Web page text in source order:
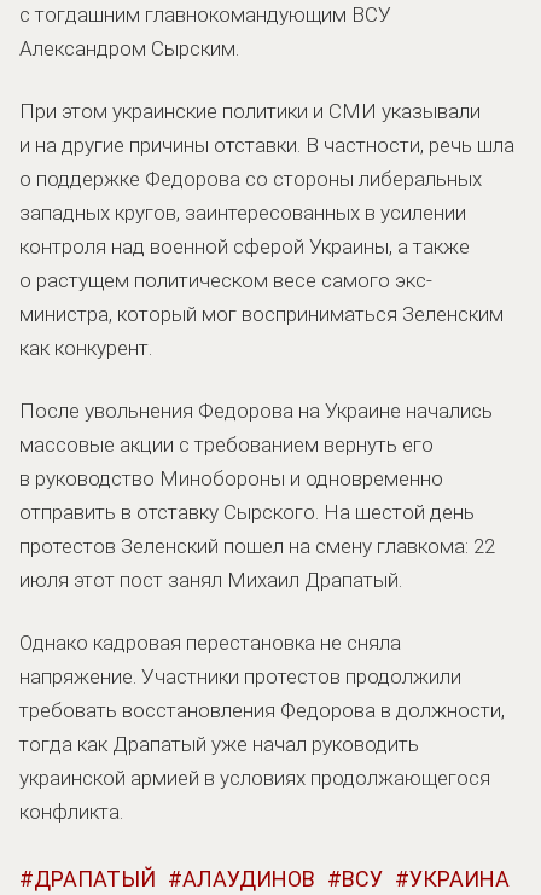
с тогдашним главнокомандующим ВСУ
Александром Сырским.
При этом украинские политики и СМИ указывали
и на другие причины отставки. В частности, речь шла
о поддержке Федорова со стороны либеральных
западных кругов, заинтересованных в усилении
контроля над военной сферой Украины, а также
о растущем политическом весе самого экс-
министра, который мог восприниматься Зеленским
как конкурент.
После увольнения Федорова на Украине начались
массовые акции с требованием вернуть его
в руководство Минобороны и одновременно
отправить в отставку Сырского. На шестой день
протестов Зеленский пошел на смену главкома: 22
июля этот пост занял Михаил Драпатый.
Однако кадровая перестановка не сняла
напряжение. Участники протестов продолжили
требовать восстановления Федорова в должности,
тогда как Драпатый уже начал руководить
украинской армией в условиях продолжающегося
конфликта.
ДРАПАТЫЙ АЛАУДИНОВ ВСУ
УКРАИНА